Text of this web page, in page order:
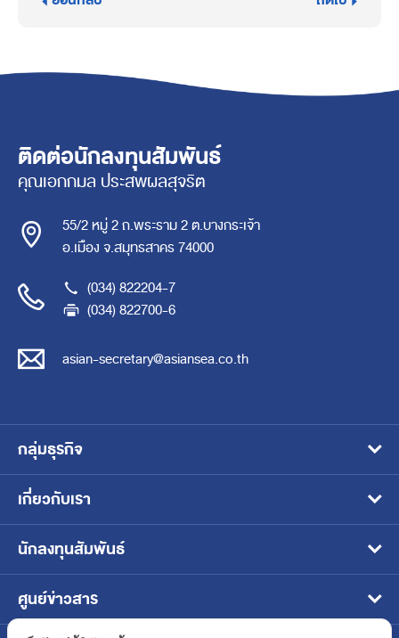
ติดต่อนักลงทุนสัมพันธ์
คุณเอกกมล ประสพผลสุจริต
55/2 หมู่ 2 ถ.พระราม 2 ต.บางกระเจ้า
อ.เมือง จ.สมุทรสาคร 74000
(034) 822204-7
(034) 822700-6
asian-secretary@asiansea.co.th
กลุ่มธุรกิจ
อาหารสัตว์เลี้ยงแบบเปียก
อาหารสัตว์น้ำ
อาหารพร้อมทานบรรจุในภาชนะปิดผนึก
เกี่ยวกับเรา
วิสัยทัศน์ พันธกิจ และเป้าหมาย
ประวัติและพัฒนาการของบริษัท
นักลงทุนสัมพันธ์
หน้าหลักนักลงทุนสัมพันธ์
ข้อมูลบริษัท
ศูนย์ข่าวสาร
ข่าวประชาสัมพันธ์